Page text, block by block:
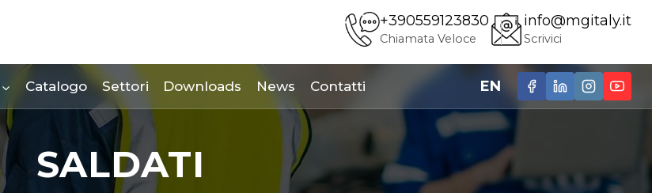
+390559123830
Chiamata Veloce
info@mgitaly.it
Scrivici
Catalogo Settori Downloads News Contatti EN
SALDATI